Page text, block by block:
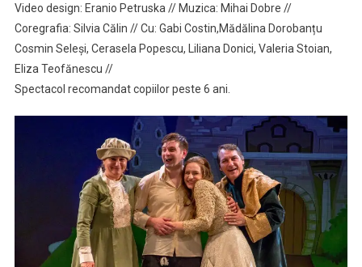
Video design: Eranio Petruska // Muzica: Mihai Dobre //
Coregrafia: Silvia Călin // Cu: Gabi Costin,Mădălina Dorobanțu
Cosmin Seleși, Cerasela Popescu, Liliana Donici, Valeria Stoian,
Eliza Teofănescu //
Spectacol recomandat copiilor peste 6 ani.